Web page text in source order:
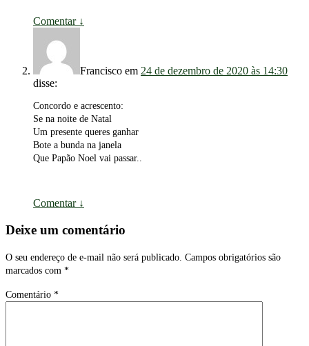
Comentar ↓
Francisco em 24 de dezembro de 2020 às 14:30
disse:
Concordo e acrescento:
Se na noite de Natal
Um presente queres ganhar
Bote a bunda na janela
Que Papão Noel vai passar..
Comentar ↓
Deixe um comentário
O seu endereço de e-mail não será publicado. Campos obrigatórios são
marcados com *
Comentário *